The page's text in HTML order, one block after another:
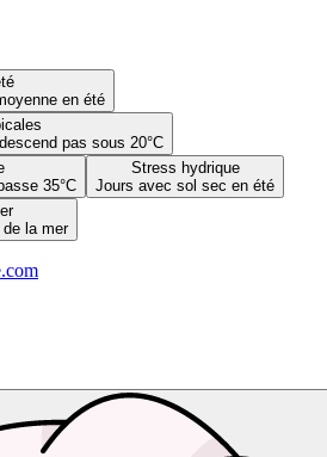
en été
pas sous 20°C
35°C
Stress hydrique
Jours avec sol sec en été
la mer